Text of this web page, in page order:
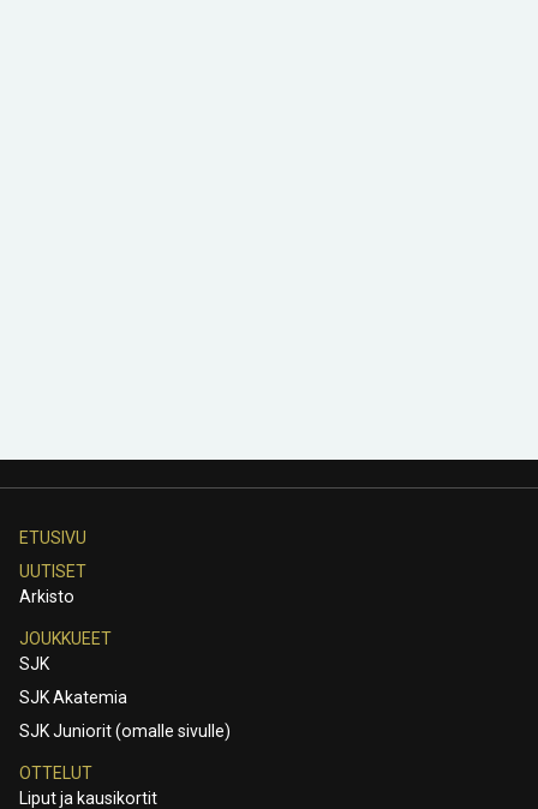
ETUSIVU
UUTISET
Arkisto
JOUKKUEET
SJK
SJK Akatemia
SJK Juniorit (omalle sivulle)
OTTELUT
Liput ja kausikortit